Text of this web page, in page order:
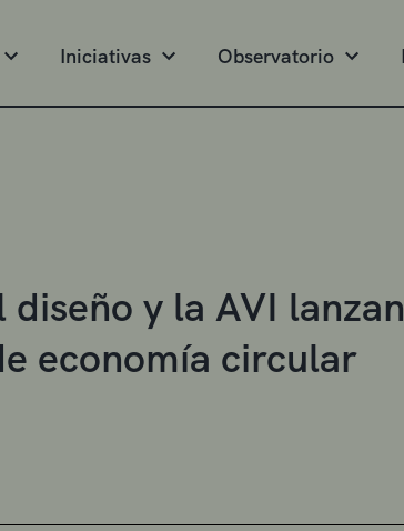
Iniciativas Observatorio
diseño y la AVI
economía circular